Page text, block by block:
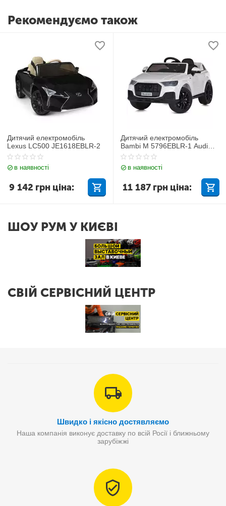
Рекомендуємо також
Дитячий електромобіль
Lexus LC500 JE1618EBLR-2
в наявності
9 142 грн ціна:
Дитячий електромобіль
Bambi M 5796EBLR-1 Audi
Q7
в наявності
11 187 грн ціна:
ШОУ РУМ У КИЄВІ
СВІЙ СЕРВІСНИЙ ЦЕНТР
Швидко і якісно достявляємо
Наша компанія виконує доставку по всій Росії і ближньому
зарубіжжі